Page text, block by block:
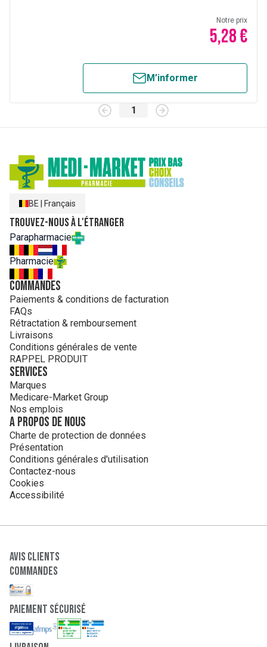
Notre prix
5,28 €
M’informer
1
BE Français
Trouvez-nous à l'étranger
Parapharmacie
Pharmacie
Commandes
Paiements & conditions de facturation
FAQs
Rétractation & remboursement
Livraisons
Conditions générales de vente
RAPPEL PRODUIT
Services
Marques
Medicare-Market Group
Nos emplois
A propos de nous
Charte de protection de données
Présentation
Conditions générales d'utilisation
Contactez-nous
Cookies
Accessibilité
Avis clients
Commandes
paiement sécurisé